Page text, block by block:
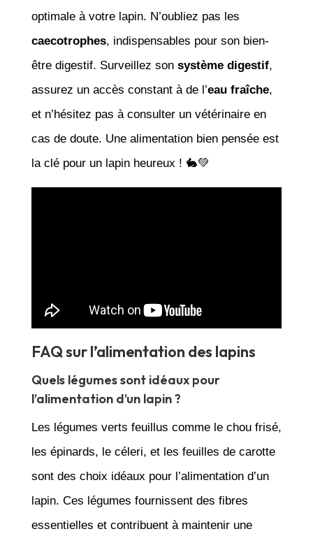
optimale à votre lapin. N’oubliez pas les
caecotrophes, indispensables pour son bien-
être digestif. Surveillez son système digestif,
assurez un accès constant à de l’eau fraîche,
et n’hésitez pas à consulter un vétérinaire en
cas de doute. Une alimentation bien pensée est
la clé pour un lapin heureux ! 🐇💚
FAQ sur l’alimentation des lapins
Quels légumes sont idéaux pour
l’alimentation d’un lapin ?
Les légumes verts feuillus comme le chou frisé,
les épinards, le céleri, et les feuilles de carotte
sont des choix idéaux pour l’alimentation d’un
lapin. Ces légumes fournissent des fibres
essentielles et contribuent à maintenir une